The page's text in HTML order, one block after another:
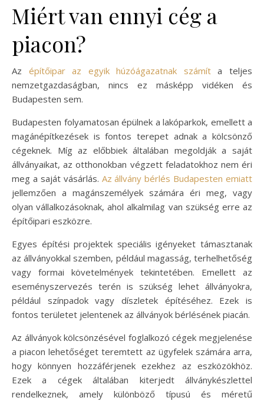
Miért van ennyi cég a
piacon?
Az építőipar az egyik húzóágazatnak számíta teljes
nemzetgazdaságban, nincs ez másképp vidéken és
Budapesten sem.
Budapesten folyamatosan épülnek a lakóparkok, emellett a
magánépítkezések is fontos terepet adnak a kölcsönző
cégeknek. Míg az előbbiek általában megoldják a saját
állványaikat, az otthonokban végzett feladatokhoz nem éri
meg a saját vásárlás. Az állvány bérlés Budapesten emiatt
jellemzően a magánszemélyek számára éri meg, vagy
olyan vállalkozásoknak, ahol alkalmilag van szükség erre az
építőipari eszközre.
Egyes építési projektek speciális igényeket támasztanak
az állványokkal szemben, például magasság, terhelhetőség
vagy formai követelmények tekintetében. Emellett az
eseményszervezés terén is szükség lehet állványokra,
például színpadok vagy díszletek építéséhez. Ezek is
fontos területet jelentenek az állványok bérlésének piacán.
Az állványok kölcsönzésével foglalkozó cégek megjelenése
a piacon lehetőséget teremtett az ügyfelek számára arra,
hogy könnyen hozzáférjenek ezekhez az eszközökhöz.
Ezek a cégek általában kiterjedt állványkészlettel
rendelkeznek, amely különböző típusú és méretű